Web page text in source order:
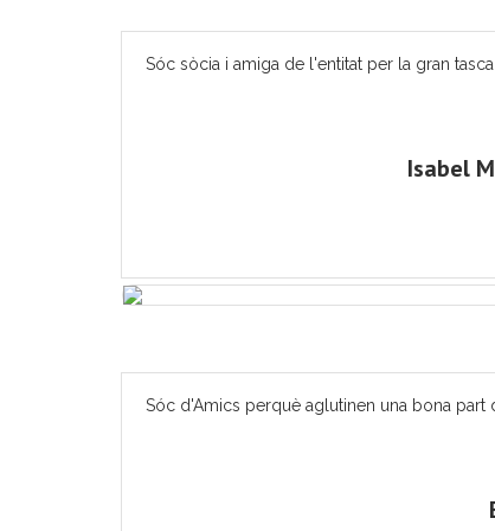
Sóc sòcia i amiga de l'entitat per la gran
Isabel
Sóc d'Amics perquè aglutinen una bona part